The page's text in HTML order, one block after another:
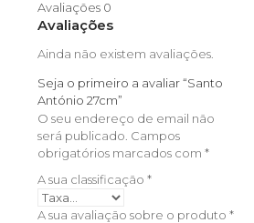
Avaliações 0
Avaliações
Ainda não existem avaliações.
Seja o primeiro a avaliar “Santo
António 27cm”
O seu endereço de email não
será publicado. Campos
obrigatórios marcados com *
A sua classificação *
A sua avaliação sobre o produto *